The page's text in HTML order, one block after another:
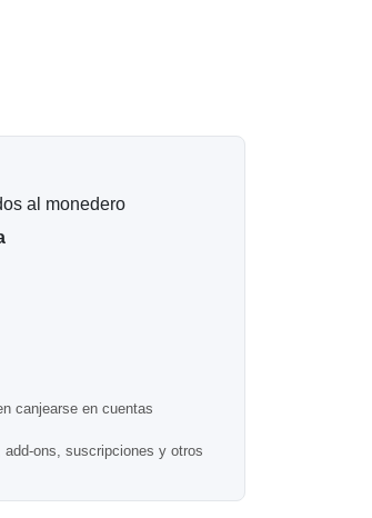
se entrega
se procesan
registradas en Hungría.
al monedero
canjearse en cuentas
ons, suscripciones y otros